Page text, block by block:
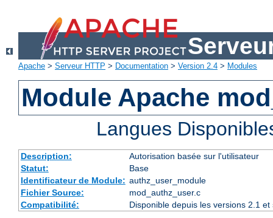
Apache > Serveur HTTP > Documentation > Version 2.4 > Modules
Module Apache
Langues
Description:
Autorisation basée sur l'utilisateur
Statut:
Base
Identificateur de Module: authz_user_module
Fichier Source:
mod_authz_user.c
Compatibilité:
Disponible depuis les versions 2.1